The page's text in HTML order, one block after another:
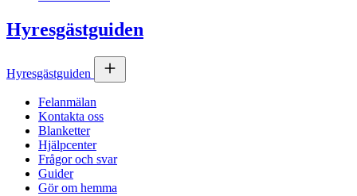
Hyresgästguiden
Hyresgästguiden
Felanmälan
Kontakta oss
Blanketter
Hjälpcenter
Frågor och svar
Guider
Gör om hemma